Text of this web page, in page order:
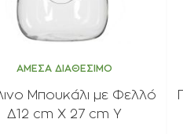
ΑΜΕΣΑ ΔΙΑΘΕΣΙΜΟ
Μπουκάλι με Φελλό
Δ12 cm X 27 cm Y